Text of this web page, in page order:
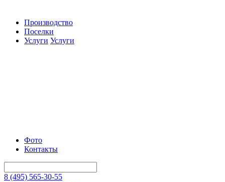
Производство
Поселки
Услуги Услуги
Фото
Контакты
8 (495) 565-30-55